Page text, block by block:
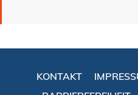
KONTAKT